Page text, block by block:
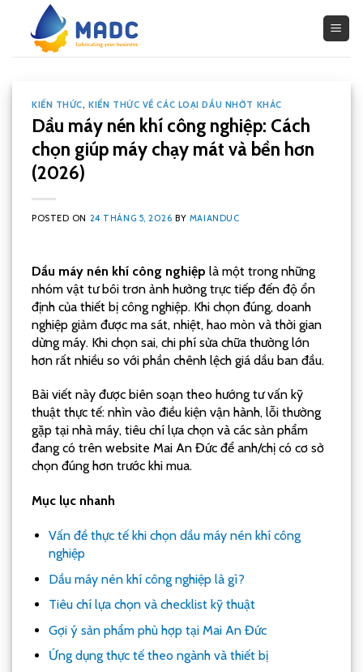
content
KIẾN THỨC,KIẾN THỨC VỀ CÁC LOẠI DẦU NHỚT KHÁC
Dầu máy nén khí công nghiệp: Cách
chọn giúp máy chạy mát và bền hơn
(2026)
POSTED ON 24 THÁNG 5, 2026 BY MAIANDUC
Dầu máy nén khí công nghiệp là một trong những
nhóm vật tư bôi trơn ảnh hưởng trực tiếp đến độ ổn
định của thiết bị công nghiệp. Khi chọn đúng, doanh
nghiệp giảm được ma sát, nhiệt, hao mòn và thời gian
dừng máy. Khi chọn sai, chi phí sửa chữa thường lớn
hơn rất nhiều so với phần chênh lệch giá dầu ban đầu.
Bài viết này được biên soạn theo hướng tư vấn kỹ
thuật thực tế: nhìn vào điều kiện vận hành, lỗi thường
gặp tại nhà máy, tiêu chí lựa chọn và các sản phẩm
đang có trên website Mai An Đức để anh/chị có cơ sở
chọn đúng hơn trước khi mua.
Mục lục nhanh
Vấn đề thực tế khi chọn dầu máy nén khí công
nghiệp
Dầu máy nén khí công nghiệp là gì?
Tiêu chí lựa chọn và checklist kỹ thuật
Gợi ý sản phẩm phù hợp tại Mai An Đức
Ứng dụng thực tế theo ngành và thiết bị